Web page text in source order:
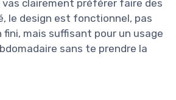
vas clairement préférer faire des
le design est fonctionnel, pas
mais suffisant pour un usage
sans te prendre la